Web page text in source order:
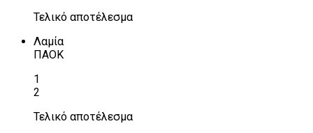
Τελικό αποτέλεσμα
Λαμία
ΠΑΟΚ
1
2
Τελικό αποτέλεσμα